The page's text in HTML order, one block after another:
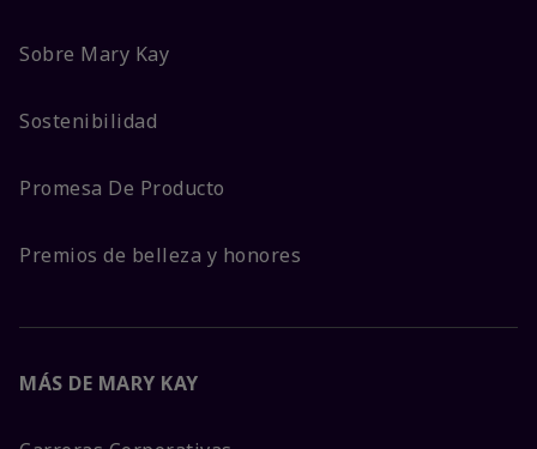
Sobre Mary Kay
Sostenibilidad
Promesa De Producto
Premios de belleza y honores
MÁS DE MARY KAY